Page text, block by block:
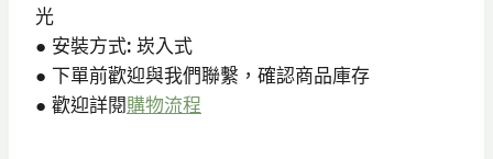
光
● 安裝方式: 崁入式
● 下單前歡迎與我們聯繫，確認商品庫存
● 歡迎詳閱購物流程